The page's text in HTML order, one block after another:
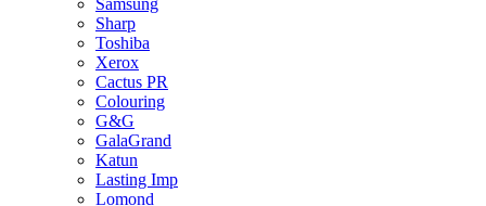
Samsung
Sharp
Toshiba
Xerox
Cactus PR
Colouring
G&G
GalaGrand
Katun
Lasting Imp
Lomond